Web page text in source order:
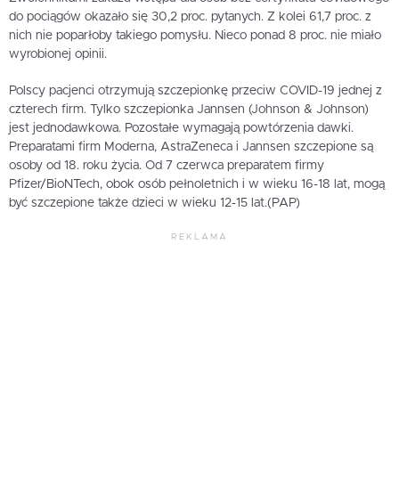
do pociągów okazało się 30,2 proc. pytanych. Z kolei 61,7 proc. z
nich nie poparłoby takiego pomysłu. Nieco ponad 8 proc. nie miało
wyrobionej opinii.
Polscy pacjenci otrzymują szczepionkę przeciw COVID-19 jednej z
czterech firm. Tylko szczepionka Jannsen (Johnson & Johnson)
jest jednodawkowa. Pozostałe wymagają powtórzenia dawki.
Preparatami firm Moderna, AstraZeneca i Jannsen szczepione są
osoby od 18. roku życia. Od 7 czerwca preparatem firmy
Pfizer/BioNTech, obok osób pełnoletnich i w wieku 16-18 lat, mogą
być szczepione także dzieci w wieku 12-15 lat.(PAP)
REKLAMA